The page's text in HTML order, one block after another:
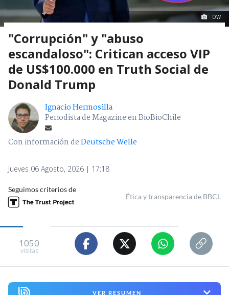
DW
"Corrupción" y "abuso
escandaloso": Critican acceso VIP
de US$100.000 en Truth Social de
Donald Trump
Ignacio Hermosilla
Periodista de Magazine en BioBioChile
Con información deDeutsche Welle
Jueves 06 Agosto, 2026 | 17:18
Seguimos criterios de
Ética y transparencia de BBCL
1050
visitas
VER RESUMEN